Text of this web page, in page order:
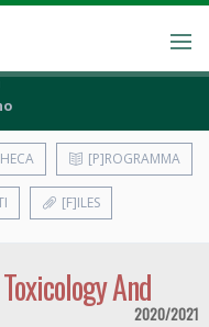
[P]ROGRAMMA
[F]ILES
And
2020/2021